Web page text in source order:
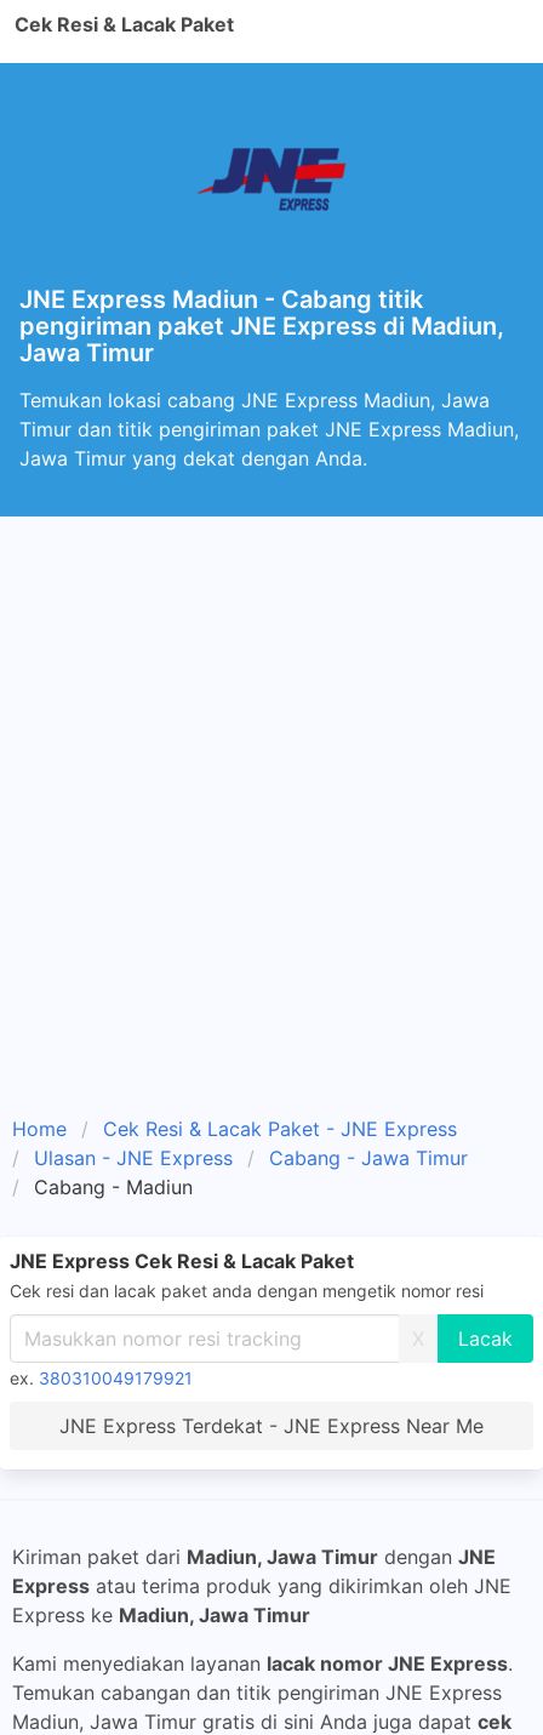
Cek Resi & Lacak Paket
JNE Express Madiun - Cabang titik
pengiriman paket JNE Express di Madiun,
Jawa Timur
Temukan lokasi cabang JNE Express Madiun, Jawa
Timur dan titik pengiriman paket JNE Express Madiun,
Jawa Timur yang dekat dengan Anda.
Home
Cek Resi & Lacak Paket - JNE Express
Ulasan - JNE Express
Cabang - Jawa Timur
Cabang - Madiun
JNE Express Cek Resi & Lacak Paket
Cek resi dan lacak paket anda dengan mengetik nomor resi
X
ex. 380310049179921
JNE Express Terdekat - JNE Express Near Me
Kiriman paket dari Madiun, Jawa Timur dengan JNE
Express atau terima produk yang dikirimkan oleh JNE
Express ke Madiun, Jawa Timur
Kami menyediakan layanan lacak nomor JNE Express.
Temukan cabangan dan titik pengiriman JNE Express
Madiun, Jawa Timur gratis di sini Anda juga dapat cek